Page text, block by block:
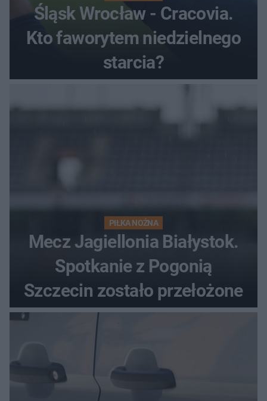
Śląsk Wrocław - Cracovia.
Kto faworytem niedzielnego
starcia?
PIŁKA NOŻNA
Mecz Jagiellonia Białystok.
Spotkanie z Pogonią
Szczecin zostało przełożone